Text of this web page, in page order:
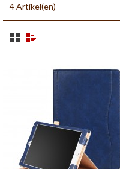
4 Artikel(en)